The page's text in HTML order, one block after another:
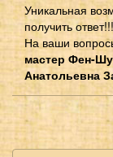
Уникальная
получить ответ!!!
На ваши
мастер Фен-
Анатольевна